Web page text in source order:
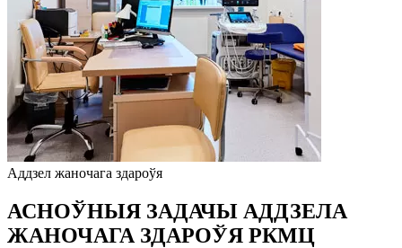
Аддзел жаночага здароўя
АСНОЎНЫЯ ЗАДАЧЫ АДДЗЕЛА
ЖАНОЧАГА ЗДАРОЎЯ РКМЦ